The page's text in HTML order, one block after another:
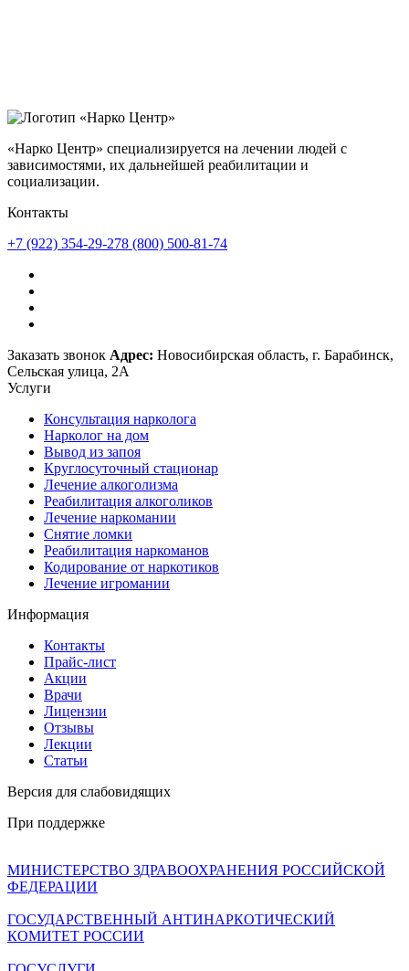
«Нарко Центр» специализируется на лечении людей с
зависимостями, их дальнейшей реабилитации и
социализации.
Контакты
+7 (922) 354-29-278 (800) 500-81-74
Заказать звонок Адрес: Новосибирская область, г. Барабинск,
Сельская улица, 2А
Услуги
Консультация нарколога
Нарколог на дом
Вывод из запоя
Круглосуточный стационар
Лечение алкоголизма
Реабилитация алкоголиков
Лечение наркомании
Снятие ломки
Реабилитация наркоманов
Кодирование от наркотиков
Лечение игромании
Информация
Контакты
Прайс-лист
Акции
Врачи
Лицензии
Отзывы
Лекции
Статьи
Версия для слабовидящих
При поддержке
МИНИСТЕРСТВО ЗДРАВООХРАНЕНИЯ РОССИЙСКОЙ
ФЕДЕРАЦИИ
ГОСУДАРСТВЕННЫЙ АНТИНАРКОТИЧЕСКИЙ
КОМИТЕТ РОССИИ